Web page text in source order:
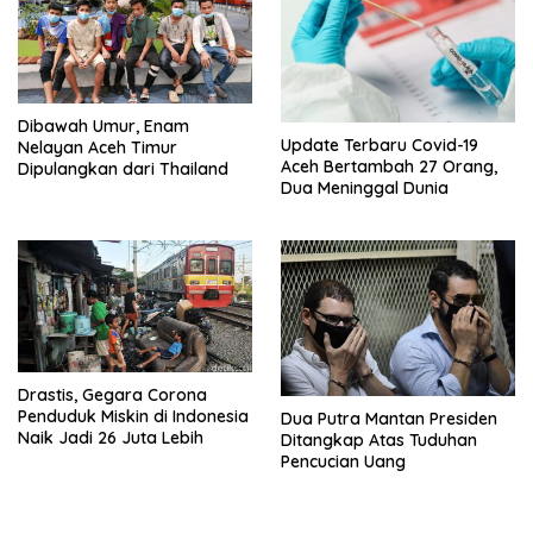
Dibawah Umur, Enam
Nelayan Aceh Timur
Dipulangkan dari Thailand
Update Terbaru Covid-19
Aceh Bertambah 27 Orang,
Dua Meninggal Dunia
Drastis, Gegara Corona
Penduduk Miskin di Indonesia
Naik Jadi 26 Juta Lebih
Dua Putra Mantan Presiden
Ditangkap Atas Tuduhan
Pencucian Uang